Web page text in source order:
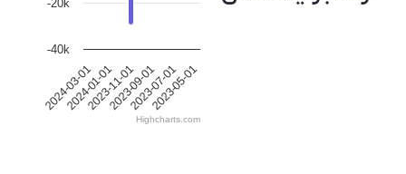
2024-03-01
2024-01-01
2023-11-01
2023-09-01
2023-07-01
2023-05-01
-40k
-20k
Highcharts.com